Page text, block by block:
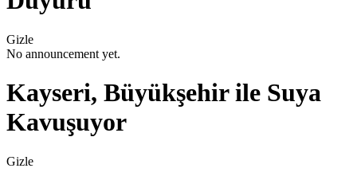
Gizle
No announcement yet.
Kayseri, Büyükşehir ile Suya
Kavuşuyor
Gizle